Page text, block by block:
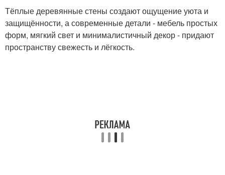
Тёплые деревянные стены создают ощущение уюта и
защищённости, а современные детали - мебель простых
форм, мягкий свет и минималистичный декор - придают
пространству свежесть и лёгкость.